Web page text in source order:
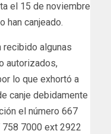
el 15 de noviembre
han canjeado.
recibido algunas
autorizados,
lo que exhortó a
canje debidamente
el número 667
7000 ext 2922